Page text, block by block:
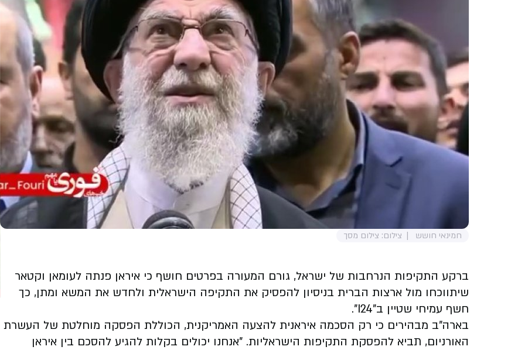
חמינאי חושש צילום: צילום מסך
ברקע התקיפות הנרחבות של ישראל, גורם המעורה בפרטים חושף כי איראן פנתה לעומאן וקטאר
שיתווכחו מול ארצות הברית בניסיון להפסיק את התקיפה הישראלית ולחדש את המשא ומתן, כך
חשף עמיחי שטיין ב"I24".
בארה"ב מבהירים כי רק הסכמה איראנית להצעה האמריקנית, הכוללת הפסקה מוחלטת של העשרת
האורניום, תביא להפסקת התקיפות הישראליות. "אנחנו יכולים בקלות להגיע להסכם בין איראן